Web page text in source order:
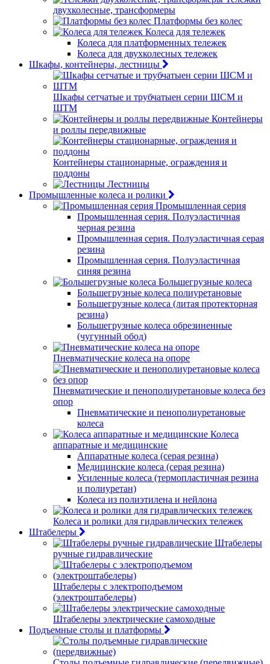
двухколесные, трансформеры
Платформы без колес
Колеса для тележек
Колеса для платформенных тележек
Колеса для двухколесных тележек
Шкафы, контейнеры, лестницы
Шкафы сетчатые и трубчатыен серии ШСМ и
ШТМ
Контейнеры
и роллы передвижные
Контейнеры стационарные, ограждения и
поддоны
Лестницы
Промышленные колеса и ролики
Промышленная серия
Промышленная серия. Полуэластичная
черная резина
Промышленная серия. Полуэластичная серая
резина
Промышленная серия. Полуэластичная
синяя резина
Большегрузные колеса
Большегрузные колеса полиуретановые
Большегрузные колеса (литая протекторная
резина)
Большегрузные колеса обрезиненные
(чугунный обод)
Пневматические колеса на опоре
Пневматические и пенополиуретановые колеса без
опор
Пневматические и пенополиуретановые
колеса
Колеса
аппаратные и медицинские
Аппаратные колеса (серая резина)
Медицинские колеса (серая резина)
Усиленные колеса (термопластичная резина
и полиуретан)
Колеса из полиэтилена и нейлона
Колеса и ролики для гидравлических тележек
Штабелеры
Штабелеры
ручные гидравлические
Штабелеры с электроподъемом
(электроштабелеры)
Штабелеры электрические самоходные
Подъемные столы и платформы